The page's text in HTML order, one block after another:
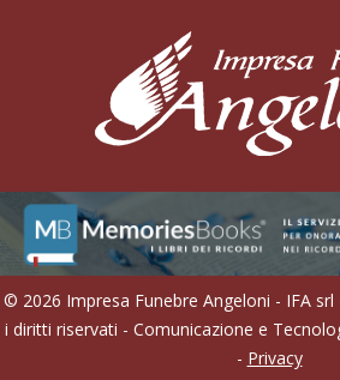
© 2026 Impresa Funebre Angeloni - IFA
i diritti riservati - Comunicazione e
- Privacy